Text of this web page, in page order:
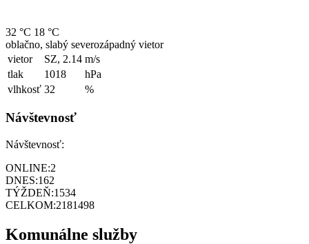
32 °C 18 °C
oblačno, slabý severozápadný vietor
vietor
SZ, 2.14 m/s
tlak
1018
hPa
vlhkosť 32 %
Návštevnosť
Návštevnosť:
ONLINE:2
DNES:162
TÝŽDEŇ:1534
CELKOM:2181498
Komunálne služby